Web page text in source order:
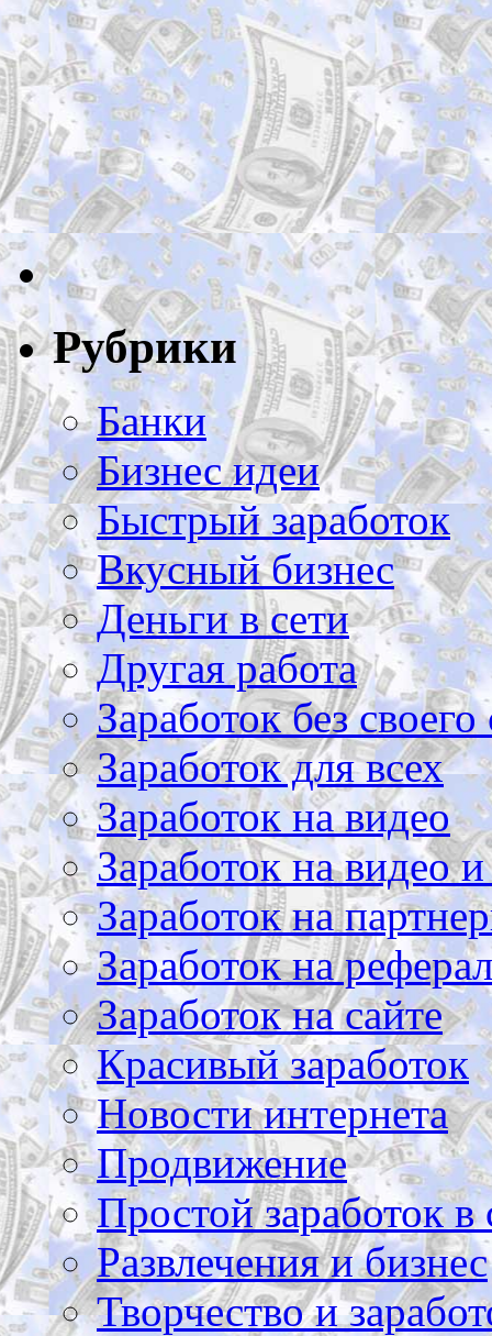
Рубрики
Банки
Бизнес идеи
Быстрый заработок
Вкусный бизнес
Деньги в сети
Другая работа
Заработок без своего
Заработок для всех
Заработок на видео
Заработок на видео
Заработок на
Заработок на
Заработок на сайте
Красивый заработок
Новости интернета
Продвижение
Простой заработок в
Развлечения и бизнес
Творчество и